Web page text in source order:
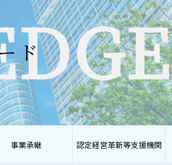
ド
事業承継 認定経営革新等支援機関